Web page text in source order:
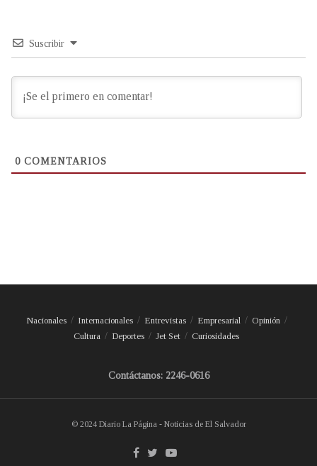
Suscribir
0 COMENTARIOS
Nacionales Internacionales Entrevistas Empresarial
Opinión
Cultura
Deportes Jet Set Curiosidades
Contáctanos: 2246-0616
© 2024 Diario La Página - Noticias de El Salvador